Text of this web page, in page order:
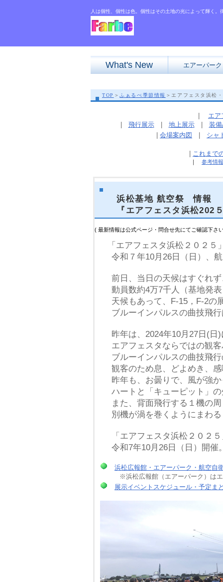
人は個性、個性は色。個性はその土地の光によって輝く。
TOP ＞ ふぁるべ季節情報 ＞エアフェスタ浜松
| エ
| 飛行展示| 地上展示| 装
|会場案内図 | シャ
| これまで
｜参考情
浜松基地 航空祭 情報
『エアフェスタ浜松202
( 最新情報は公式ページ・問合せ先にてご確認下
「エアフェスタ浜松２０２５
令和７年10月26日（日）、航
前日、当日の天候はすぐれず
動員数約4万7千人（基地発表
天候もあって、F-15，F-2の
ブルーインパルスの曲技飛行
昨年は、2024年10月27日(日)
エアフェスタならではの観客
ブルーインパルスの曲技飛行
観客のため息、どよめき、感
昨年も、お曇りで、風が強か
ハートと「キューピット」の
また、背面飛行する１機の周
別機が渦を巻くようにまわる
「エアフェスタ浜松２０２５
令和7年10月26日（日）開催
浜松広報館・エアーパーク・航空
※浜松広報館（エアーパーク）はエ
展示イベントスケジュール・予定ま
What's New エアーパー